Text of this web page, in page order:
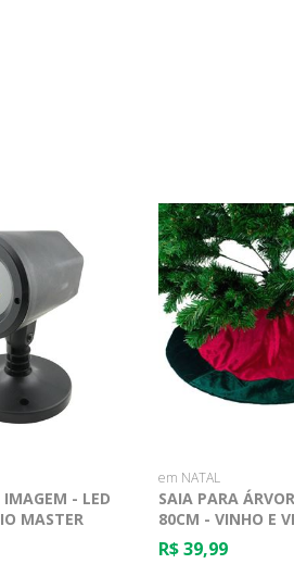
IMAGEM - LED
MASTER
em NATAL
SAIA PARA
80CM - VINHO E
R$ 39,99